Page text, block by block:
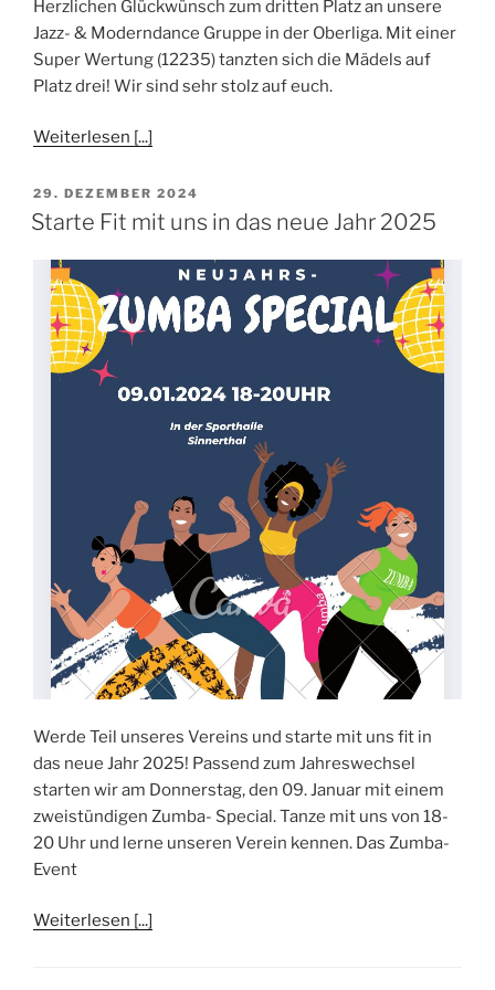
Herzlichen Glückwünsch zum dritten Platz an unsere
Jazz- & Moderndance Gruppe in der Oberliga. Mit einer
Super Wertung (12235) tanzten sich die Mädels auf
Platz drei! Wir sind sehr stolz auf euch.
Weiterlesen [...]
VERÖFFENTLICHT
AM
29. DEZEMBER 2024
Starte Fit mit uns in das neue Jahr 2025
Werde Teil unseres Vereins und starte mit uns fit in
das neue Jahr 2025! Passend zum Jahreswechsel
starten wir am Donnerstag, den 09. Januar mit einem
zweistündigen Zumba- Special. Tanze mit uns von 18-
20 Uhr und lerne unseren Verein kennen. Das Zumba-
Event
Weiterlesen [...]